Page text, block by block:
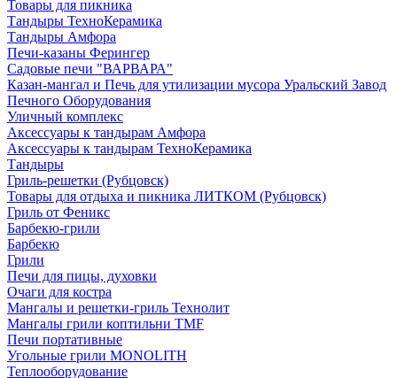
Товары для пикника
Тандыры ТехноКерамика
Тандыры Амфора
Печи-казаны Ферингер
Садовые печи "ВАРВАРА"
Казан-мангал и Печь для утилизации мусора Уральский Завод
Печного Оборудования
Уличный комплекс
Аксессуары к тандырам Амфора
Аксессуары к тандырам ТехноКерамика
Тандыры
Гриль-решетки (Рубцовск)
Товары для отдыха и пикника ЛИТКОМ (Рубцовск)
Гриль от Феникс
Барбекю-грили
Барбекю
Грили
Печи для пицы, духовки
Очаги для костра
Мангалы и решетки-гриль Технолит
Мангалы грили коптильни TMF
Печи портативные
Угольные грили MONOLITH
Теплооборудование